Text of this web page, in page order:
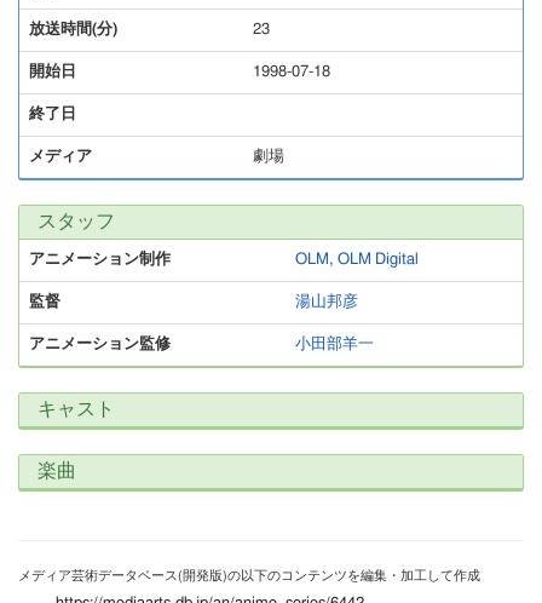
放送時間(分) 23
開始日 1998-07-18
終了日
メディア 劇場
スタッフ
アニメーション制作 OLM, OLM Digital
監督 湯山邦彦
アニメーション監修 小田部羊一
キャスト
楽曲
メディア芸術データベース(開発版)の以下のコンテンツを編集・加工して作成